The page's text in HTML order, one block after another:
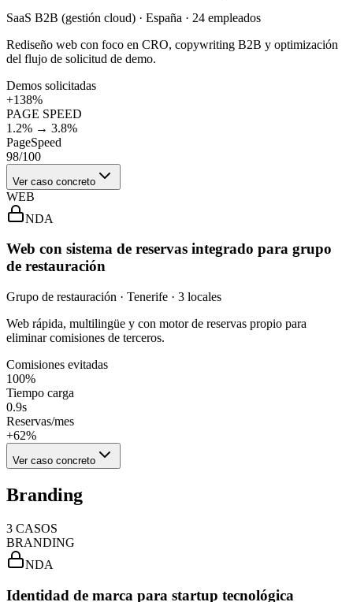
SaaS B2B (gestión cloud) · España · 24 empleados
Rediseño web con foco en CRO, copywriting B2B y optimización
del flujo de solicitud de demo.
Demos solicitadas
+138%
PAGE SPEED
1.2% → 3.8%
PageSpeed
98/100
Ver caso concreto
WEB
NDA
Web con sistema de reservas integrado para grupo
de restauración
Grupo de restauración · Tenerife · 3 locales
Web rápida, multilingüe y con motor de reservas propio para
eliminar comisiones de terceros.
Comisiones evitadas
100%
Tiempo carga
0.9s
Reservas/mes
+62%
Ver caso concreto
Branding
3 CASOS
BRANDING
NDA
Identidad de marca para startup tecnológica